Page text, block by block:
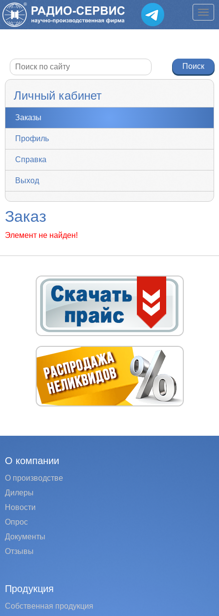
Личный кабинет
Заказы
Профиль
Справка
Выход
Заказ
Элемент не найден!
О компании
О производстве
Дилеры
Новости
Опрос
Документы
Отзывы
Продукция
Собственная продукция